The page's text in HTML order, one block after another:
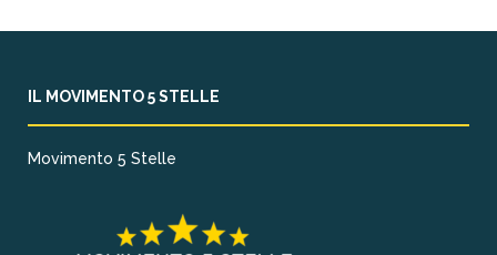
IL MOVIMENTO 5 STELLE
Movimento 5 Stelle